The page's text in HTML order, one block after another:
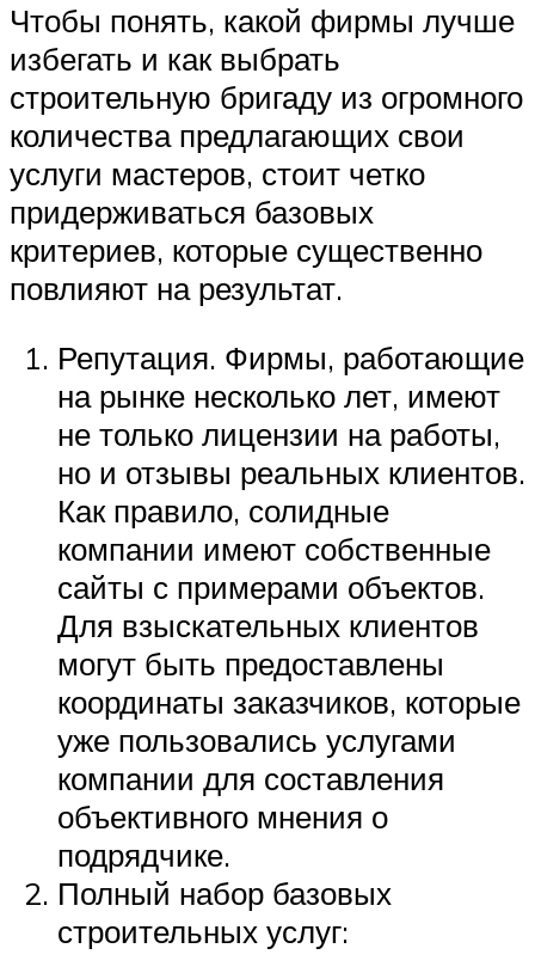
Чтобы понять, какой фирмы лучше
избегать и как выбрать
строительную бригаду из огромного
количества предлагающих свои
услуги мастеров, стоит четко
придерживаться базовых
критериев, которые существенно
повлияют на результат.
Репутация. Фирмы, работающие
на рынке несколько лет, имеют
не только лицензии на работы,
но и отзывы реальных клиентов.
Как правило, солидные
компании имеют собственные
сайты с примерами объектов.
Для взыскательных клиентов
могут быть предоставлены
координаты заказчиков, которые
уже пользовались услугами
компании для составления
объективного мнения о
подрядчике.
Полный набор базовых
строительных услуг: